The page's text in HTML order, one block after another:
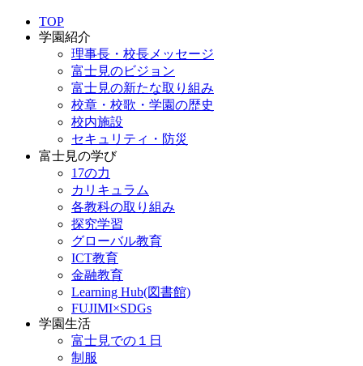
TOP
学園紹介
理事長・校長メッセージ
富士見のビジョン
富士見の新たな取り組み
校章・校歌・学園の歴史
校内施設
セキュリティ・防災
富士見の学び
17の力
カリキュラム
各教科の取り組み
探究学習
グローバル教育
ICT教育
金融教育
Learning Hub(図書館)
FUJIMI×SDGs
学園生活
富士見での１日
制服